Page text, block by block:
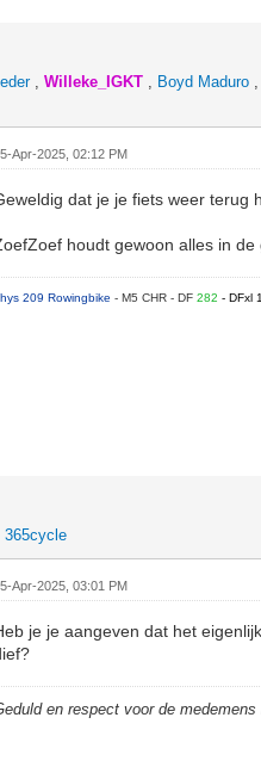
,Willeke_IGKT , Boyd Maduro ,
Apr-2025, 02:12 PM
dat je je fiets weer terug
houdt gewoon alles in
209 Rowingbike- M5 CHR - DF282- DFxl
365cycle
Apr-2025, 03:01 PM
je je aangeven dat het
en respect voor de